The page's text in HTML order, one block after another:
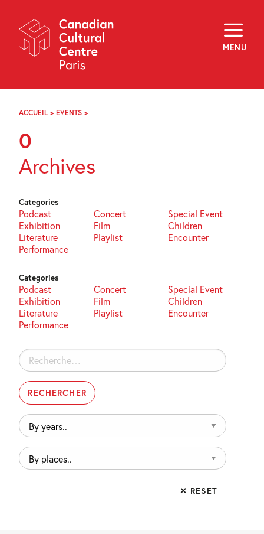
Navigation
MENU
About
Programming
Off-Site
Explore
Archives
FR
ACCUEIL > EVENTS >
0
Archives
Categories
Podcast Concert
Special Event
Exhibition
Film
Children
Literature
Playlist
Encounter
Performance
Categories
Podcast Concert
Special Event
Exhibition
Film
Children
Literature
Playlist
Encounter
Performance
Rechercher :
By
years..
By
places..
✕ RESET